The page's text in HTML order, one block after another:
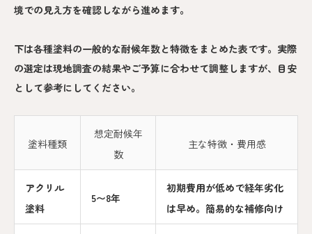
境での見え方を確認しながら進めます。
下は各種塗料の一般的な耐候年数と特徴をまとめた表です。実際
の選定は現地調査の結果やご予算に合わせて調整しますが、目安
として参考にしてください。
塗料種類
想定耐候年
数
主な特徴・費用感
アクリル
塗料
5〜8年
初期費用が低めで経年劣化
は早め。簡易的な補修向け